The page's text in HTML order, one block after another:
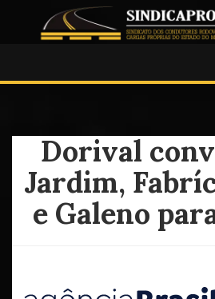
Dorival
Jardim,
e Galeno